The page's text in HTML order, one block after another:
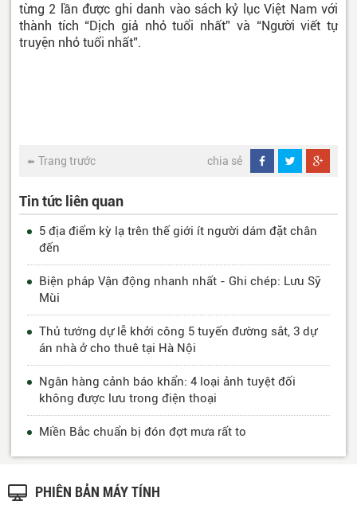
từng 2 lần được ghi danh vào sách kỷ lục Việt Nam với
thành tích “Dịch giả nhỏ tuổi nhất” và “Người viết tự
truyện nhỏ tuổi nhất”.
Trang trước chia sẻ
Tin tức liên quan
5 địa điểm kỳ lạ trên thế giới ít người dám đặt chân
đến
Biện pháp Vận động nhanh nhất - Ghi chép: Lưu Sỹ
Mùi
Thủ tướng dự lễ khởi công 5 tuyến đường sắt, 3 dự
án nhà ở cho thuê tại Hà Nội
Ngân hàng cảnh báo khẩn: 4 loại ảnh tuyệt đối
không được lưu trong điện thoại
Miền Bắc chuẩn bị đón đợt mưa rất to
PHIÊN BẢN MÁY TÍNH